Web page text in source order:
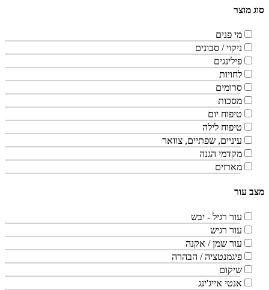
סוג מוצר
מי פנים
ניקוי / סבונים
פילינגים
לחויות
סרומים
מסכות
טיפוח יום
טיפוח לילה
עיניים, שפתיים, צוואר
מקדמי הגנה
מארזים
מצב עור
עור רגיל - יבש
עור רגיש
עור שמן / אקנה
פיגמנטציה / הבהרה
שיקום
אנטי אייג'ינג